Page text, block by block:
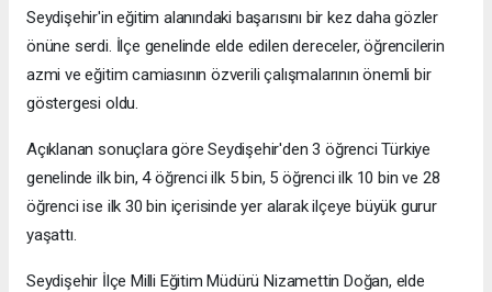
Seydişehir'in eğitim alanındaki başarısını bir kez daha gözler
önüne serdi. İlçe genelinde elde edilen dereceler, öğrencilerin
azmi ve eğitim camiasının özverili çalışmalarının önemli bir
göstergesi oldu.
Açıklanan sonuçlara göre Seydişehir'den 3 öğrenci Türkiye
genelinde ilk bin, 4 öğrenci ilk 5 bin, 5 öğrenci ilk 10 bin ve 28
öğrenci ise ilk 30 bin içerisinde yer alarak ilçeye büyük gurur
yaşattı.
Seydişehir İlçe Milli Eğitim Müdürü Nizamettin Doğan, elde